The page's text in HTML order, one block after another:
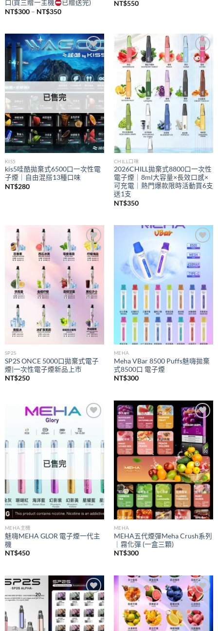
口(買三贈一主機
已贈送完)
NT$300 – NT$350價
NT$300
到
NT$350
NT$550
Add to
wishlist
已售完
KIS5
kis5哇酷拋棄式6500口一次性電
子煙｜自由混搭13種口味
NT$280
Add to
wishlist
CHILL口味
2026CHILL拋棄式8800口一次性
電子煙｜8ml大容量×長效口感×
可充電｜熱門爆款限時活動買6支
送1支
NT$350
Add to
wishlist
SP2S
SP2S ONCE 5000口拋棄式電子
煙|一次性電子煙新品上市
NT$250
Add to
wishlist
MEHA
Meha VBar 8500 Puffs魅嗨拋棄
式8500口 電子煙
NT$300
wishlist
已售完
MEHA主機
魅嗨MEHA GLOR 電子煙一代主
機
NT$450
Add to
wishlist
MEHA
MEHA五代煙彈Meha Crush系列
｜霧化彈 (一盒三顆)
NT$300
Add to
wishlist
Add to
wishlist